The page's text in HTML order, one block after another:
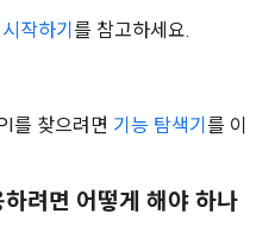
작하기 를 참고하세요.
를 찾으려면 기능 탐색기 를 이
려면 어떻게 해야 하나